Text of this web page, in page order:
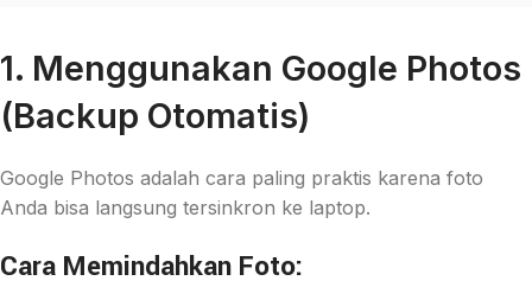
1. Menggunakan Google Photos
(Backup Otomatis)
Google Photos adalah cara paling praktis karena foto
Anda bisa langsung tersinkron ke laptop.
Cara Memindahkan Foto: